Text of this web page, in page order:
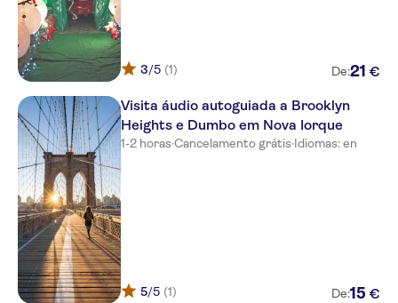
3/5 (1) De:21 €
Visita áudio autoguiada a Brooklyn
Heights e Dumbo em Nova Iorque
1-2 horas·Cancelamento grátis·Idiomas: en
5/5 (1) De:15 €